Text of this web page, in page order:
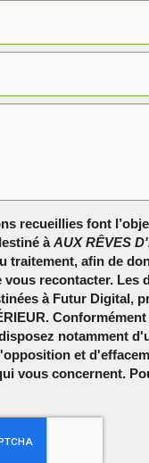
recueillies font
àAUX RÊVES
traitement, afin de
vous recontacter. Les
à Futur Digital,
notamment
et
vous concernent.